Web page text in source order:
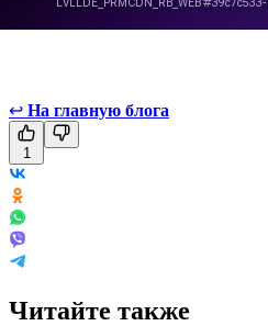
↩ На главную блога
1
Читайте также